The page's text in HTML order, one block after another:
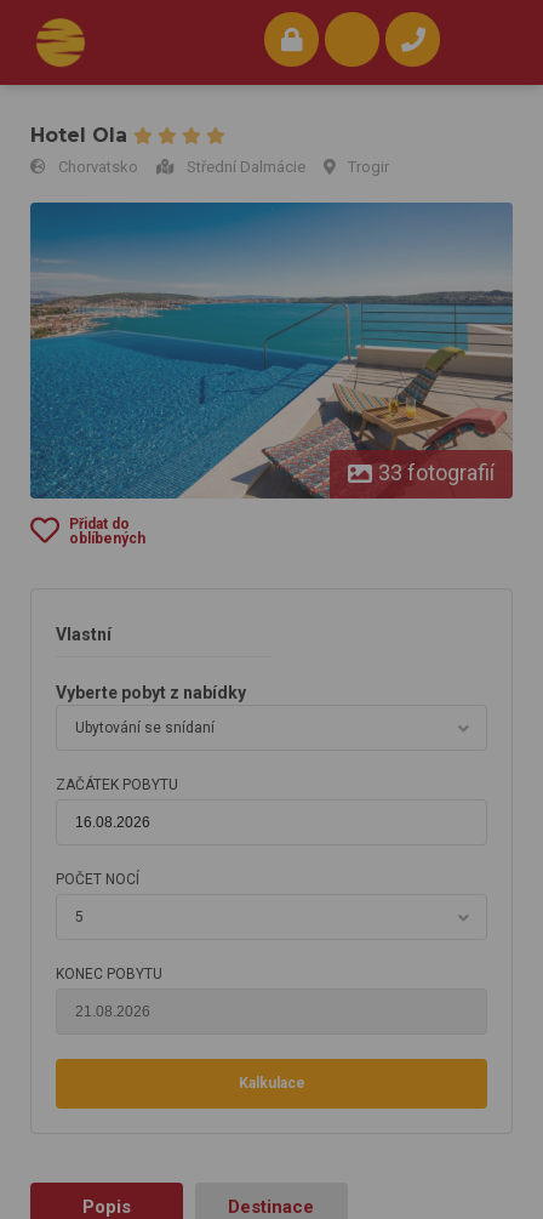
Hotel Ola
Chorvatsko Střední Dalmácie Trogir
33 fotografií
Přidat do
oblíbených
Vlastní
Vyberte pobyt z nabídky
Ubytování se snídaní
ZAČÁTEK POBYTU
POČET NOCÍ
5
KONEC POBYTU
Kalkulace
Popis Destinace